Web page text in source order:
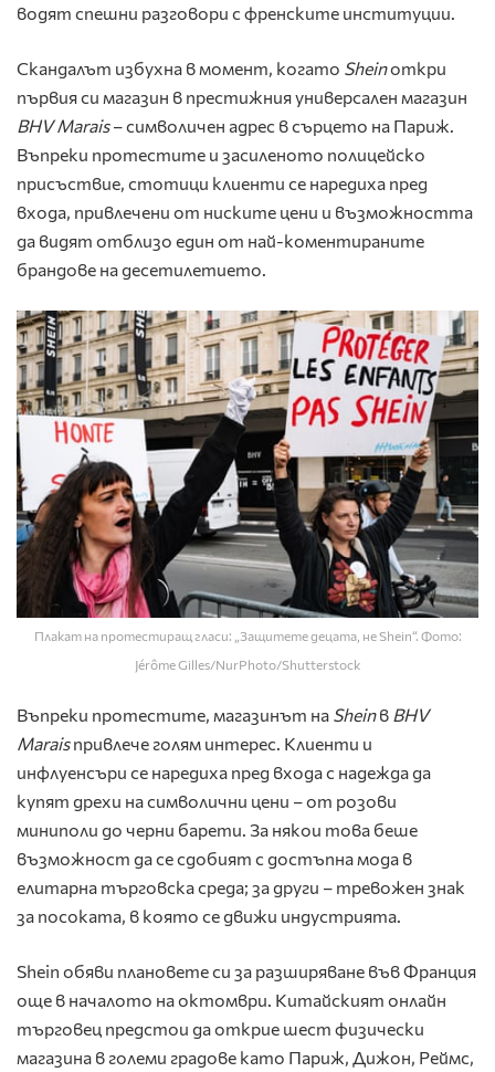
водят спешни разговори с френските институции.
Скандалът избухна в момент, когато Sheinоткри
първия си магазин в престижния универсален магазин
BHV Marais– символичен адрес в сърцето на Париж.
Въпреки протестите и засиленото полицейско
присъствие, стотици клиенти се наредиха пред
входа, привлечени от ниските цени и възможността
да видят отблизо един от най-коментираните
брандове на десетилетието.
Плакат на протестиращ гласи: „Защитете децата, не Shein“. Фото:
Jérôme Gilles/NurPhoto/Shutterstock
Въпреки протестите, магазинът на Sheinв BHV
Maraisпривлече голям интерес. Клиенти и
инфлуенсъри се наредиха пред входа с надежда да
купят дрехи на символични цени – от розови
миниполи до черни барети. За някои това беше
възможност да се сдобият с достъпна мода в
елитарна търговска среда; за други – тревожен знак
за посоката, в която се движи индустрията.
Shein обяви плановете си за разширяване във Франция
още в началото на октомври. Китайският онлайн
търговец предстои да открие шест физически
магазина в големи градове като Париж, Дижон, Реймс,